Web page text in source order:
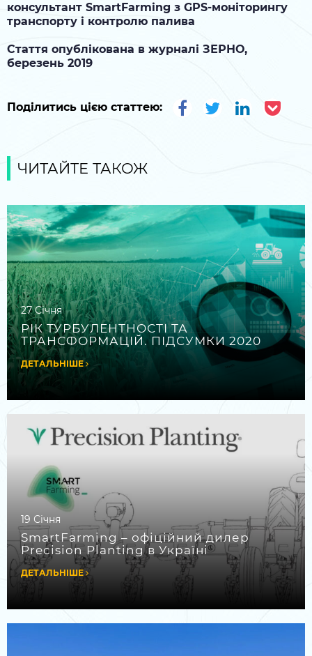
консультант SmartFarming з GPS-моніторингу
транспорту і контролю палива
Стаття опублікована в журналі ЗЕРНО,
березень 2019
Поділитись цією статтею:
ЧИТАЙТЕ ТАКОЖ
27 Січня
РІК ТУРБУЛЕНТНОСТІ ТА
ТРАНСФОРМАЦІЙ. ПІДСУМКИ 2020
ДЕТАЛЬНІШЕ
19 Січня
SmartFarming – офіційний дилер
Precision Planting в Україні
ДЕТАЛЬНІШЕ